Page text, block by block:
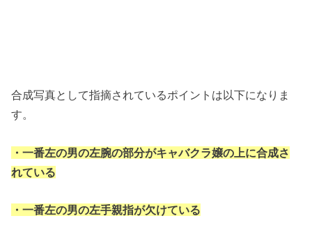
合成写真として指摘されているポイントは以下になりま
す。
・一番左の男の左腕の部分がキャバクラ嬢の上に合成さ
れている
・一番左の男の左手親指が欠けている